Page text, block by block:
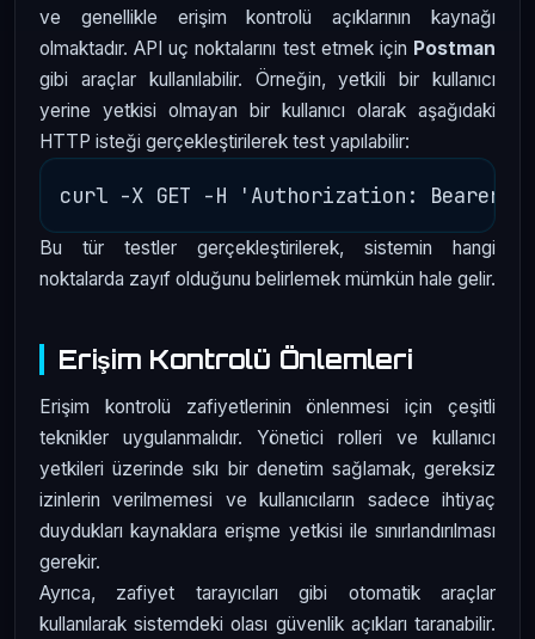
ve genellikle erişim kontrolü açıklarının kaynağı
olmaktadır. API uç noktalarını test etmek için Postman
gibi araçlar kullanılabilir. Örneğin, yetkili bir kullanıcı
yerine yetkisi olmayan bir kullanıcı olarak aşağıdaki
HTTP isteği gerçekleştirilerek test yapılabilir:
Bu tür testler gerçekleştirilerek, sistemin hangi
noktalarda zayıf olduğunu belirlemek mümkün hale gelir.
Erişim Kontrolü Önlemleri
Erişim kontrolü zafiyetlerinin önlenmesi için çeşitli
teknikler uygulanmalıdır. Yönetici rolleri ve kullanıcı
yetkileri üzerinde sıkı bir denetim sağlamak, gereksiz
izinlerin verilmemesi ve kullanıcıların sadece ihtiyaç
duydukları kaynaklara erişme yetkisi ile sınırlandırılması
gerekir.
Ayrıca, zafiyet tarayıcıları gibi otomatik araçlar
kullanılarak sistemdeki olası güvenlik açıkları taranabilir.